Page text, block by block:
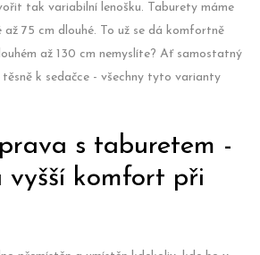
tak variabilní lenošku. Taburety máme
75 cm dlouhé. To už se dá komfortně
až 130 cm nemyslíte? Ať samostatný
k sedačce - všechny tyto varianty
s taburetem -
komfort při